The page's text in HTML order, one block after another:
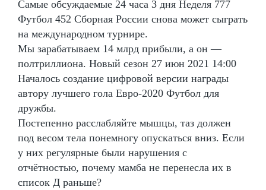
Самые обсуждаемые 24 часа 3 дня Неделя 777
Футбол 452 Сборная России снова может сыграть
на международном турнире.
Мы зарабатываем 14 млрд прибыли, а он —
полтриллиона. Новый сезон 27 июн 2021 14:00
Началось создание цифровой версии награды
автору лучшего гола Евро-2020 Футбол для
дружбы.
Постепенно расслабляйте мышцы, таз должен
под весом тела понемногу опускаться вниз. Если
у них регулярные были нарушения с
отчётностью, почему мамба не перенесла их в
список Д раньше?